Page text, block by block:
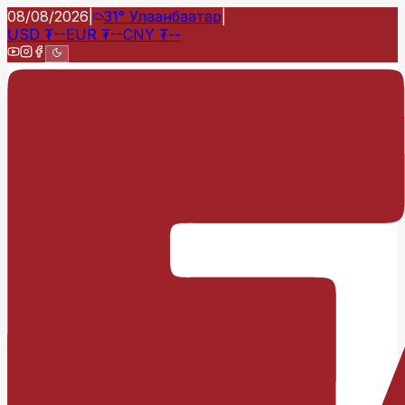
08/08/2026 31° Улаанбаатар
USD ₮--EUR ₮--CNY ₮--